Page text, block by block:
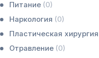
Питание (0)
Наркология (0)
Пластическая хирургия
Отравление (0)